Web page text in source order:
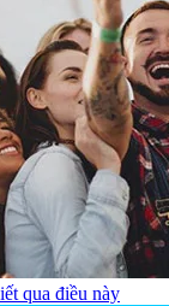
qua điều này